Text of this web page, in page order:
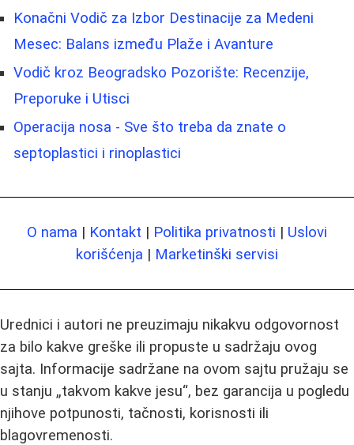
Konačni Vodič za Izbor Destinacije za Medeni
Mesec: Balans između Plaže i Avanture
Vodič kroz Beogradsko Pozorište: Recenzije,
Preporuke i Utisci
Operacija nosa - Sve što treba da znate o
septoplastici i rinoplastici
O nama | Kontakt | Politika privatnosti | Uslovi
korišćenja | Marketinški servisi
Urednici i autori ne preuzimaju nikakvu odgovornost
za bilo kakve greške ili propuste u sadržaju ovog
sajta. Informacije sadržane na ovom sajtu pružaju se
u stanju „takvom kakve jesu“, bez garancija u pogledu
njihove potpunosti, tačnosti, korisnosti ili
blagovremenosti.